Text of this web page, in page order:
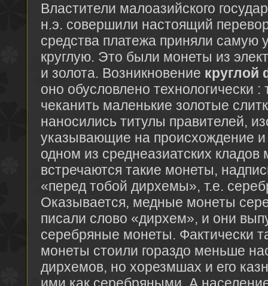
Властители малоазийского
н.э. совершили настоящий
средства платежа приняли
круглую. Это были монеты из
и золота. Возникновение
оно обусловлено технологически
чеканить маленькие золотые
наносились титулы правителей,
указывающие на происхождение
одном из среднеазиатских
встречаются такие монеты,
«перед тобой дирхемы», т.е.
Оказывается, медные монеты
писали слово «дирхем», и они
серебряные монеты. Фактически
монеты стоили гораздо меньше
дирхемов, но хорезмшах и его